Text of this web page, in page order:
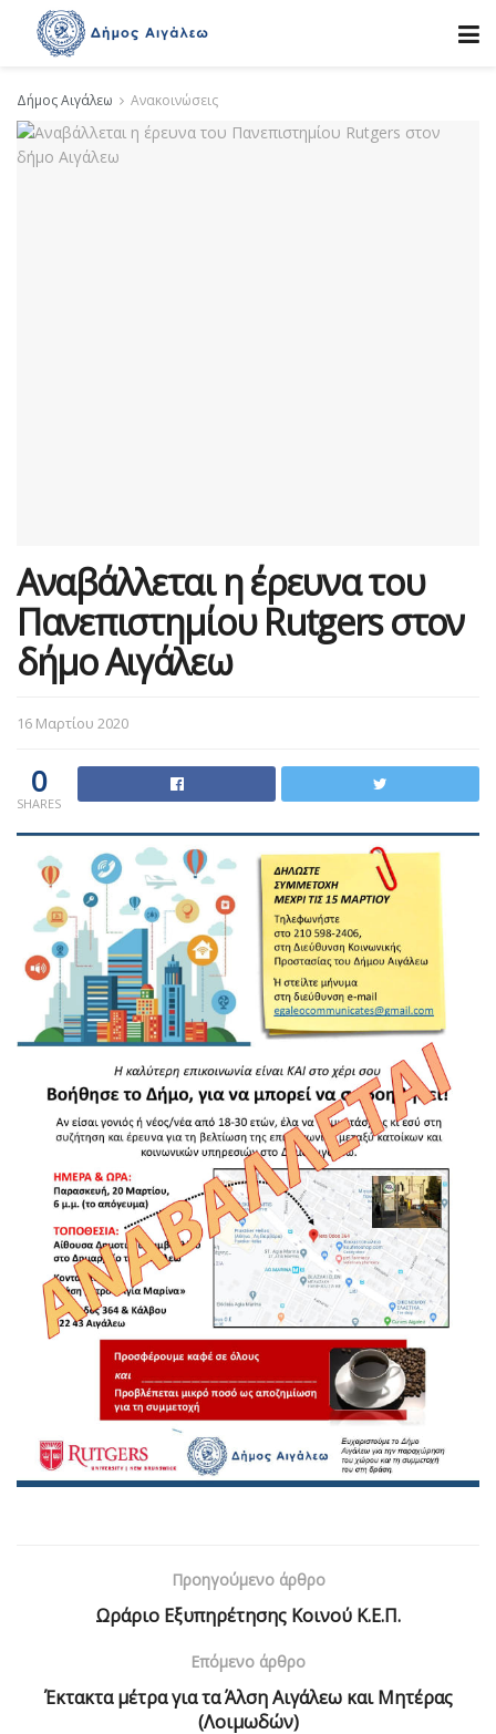
Δήμος Αιγάλεω Ανακοινώσεις
Αναβάλλεται η έρευνα του
Πανεπιστημίου Rutgers στον
δήμο Αιγάλεω
16 Μαρτίου 2020
0
SHARES
Προηγούμενο άρθρο
Ωράριο Εξυπηρέτησης Κοινού Κ.Ε.Π.
Επόμενο άρθρο
Έκτακτα μέτρα για τα Άλση Αιγάλεω και Μητέρας
(Λοιμωδών)